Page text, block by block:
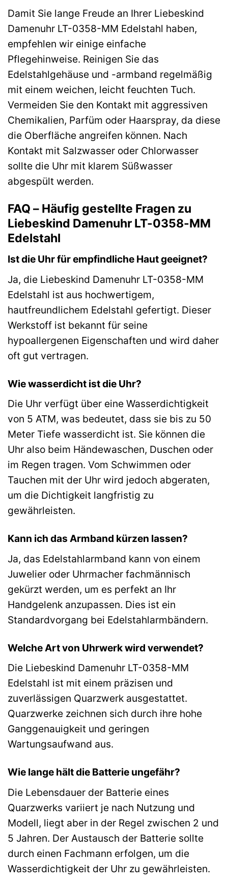
Damit Sie lange Freude an Ihrer Liebeskind
Damenuhr LT-0358-MM Edelstahl haben,
empfehlen wir einige einfache
Pflegehinweise. Reinigen Sie das
Edelstahlgehäuse und -armband regelmäßig
mit einem weichen, leicht feuchten Tuch.
Vermeiden Sie den Kontakt mit aggressiven
Chemikalien, Parfüm oder Haarspray, da diese
die Oberfläche angreifen können. Nach
Kontakt mit Salzwasser oder Chlorwasser
sollte die Uhr mit klarem Süßwasser
abgespült werden.
FAQ – Häufig gestellte Fragen zu
Liebeskind Damenuhr LT-0358-MM
Edelstahl
Ist die Uhr für empfindliche Haut geeignet?
Ja, die Liebeskind Damenuhr LT-0358-MM
Edelstahl ist aus hochwertigem,
hautfreundlichem Edelstahl gefertigt. Dieser
Werkstoff ist bekannt für seine
hypoallergenen Eigenschaften und wird daher
oft gut vertragen.
Wie wasserdicht ist die Uhr?
Die Uhr verfügt über eine Wasserdichtigkeit
von 5 ATM, was bedeutet, dass sie bis zu 50
Meter Tiefe wasserdicht ist. Sie können die
Uhr also beim Händewaschen, Duschen oder
im Regen tragen. Vom Schwimmen oder
Tauchen mit der Uhr wird jedoch abgeraten,
um die Dichtigkeit langfristig zu
gewährleisten.
Kann ich das Armband kürzen lassen?
Ja, das Edelstahlarmband kann von einem
Juwelier oder Uhrmacher fachmännisch
gekürzt werden, um es perfekt an Ihr
Handgelenk anzupassen. Dies ist ein
Standardvorgang bei Edelstahlarmbändern.
Welche Art von Uhrwerk wird verwendet?
Die Liebeskind Damenuhr LT-0358-MM
Edelstahl ist mit einem präzisen und
zuverlässigen Quarzwerk ausgestattet.
Quarzwerke zeichnen sich durch ihre hohe
Ganggenauigkeit und geringen
Wartungsaufwand aus.
Wie lange hält die Batterie ungefähr?
Die Lebensdauer der Batterie eines
Quarzwerks variiert je nach Nutzung und
Modell, liegt aber in der Regel zwischen 2 und
5 Jahren. Der Austausch der Batterie sollte
durch einen Fachmann erfolgen, um die
Wasserdichtigkeit der Uhr zu gewährleisten.